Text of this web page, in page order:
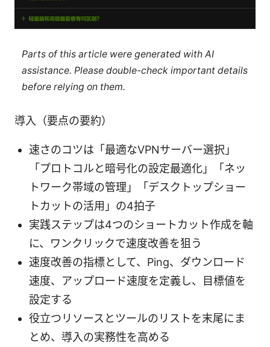
Parts of this article were generated with AI
assistance. Please double-check important details
before relying on them.
導入（要点の要約）
速さのコツは「最適なVPNサーバー選択」
「プロトコルと暗号化の設定最適化」「ネッ
トワーク帯域の管理」「デスクトップショー
トカットの活用」の4拍子
実践ステップは4つのショートカット作成を軸
に、ワンクリックで速度改善を狙う
速度改善の指標として、Ping、ダウンロード
速度、アップロード速度を定義し、目標値を
設定する
役立つリソースとツールのリストを末尾にま
とめ、導入の実務性を高める